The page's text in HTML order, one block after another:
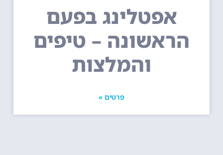
אפטלינג בפעם
הראשונה – טיפים
והמלצות
פרטים »